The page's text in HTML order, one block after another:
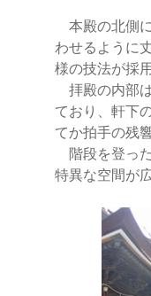
本殿の北側
わせるように
様の技法が採
拝殿の内部
ており、軒下
てか拍手の残
階段を登っ
特異な空間が